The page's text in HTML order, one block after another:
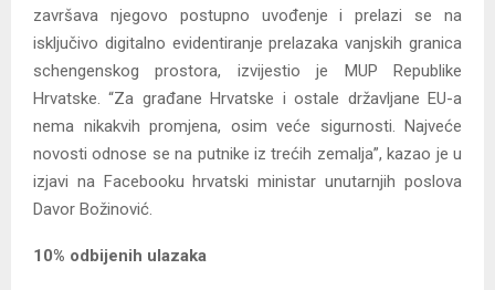
završava njegovo postupno uvođenje i prelazi se na
isključivo digitalno evidentiranje prelazaka vanjskih granica
schengenskog prostora, izvijestio je MUP Republike
Hrvatske. “Za građane Hrvatske i ostale državljane EU-a
nema nikakvih promjena, osim veće sigurnosti. Najveće
novosti odnose se na putnike iz trećih zemalja”, kazao je u
izjavi na Facebooku hrvatski ministar unutarnjih poslova
Davor Božinović.
10% odbijenih ulazaka